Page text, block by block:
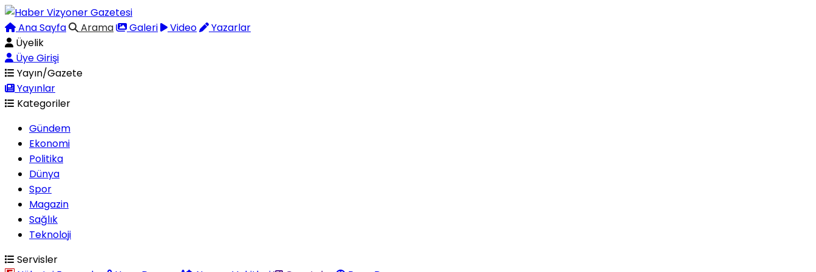
Ana Sayfa Arama Galeri Video
Yazarlar
Üyelik
Üye Girişi
Yayın/Gazete
Yayınlar
Kategoriler
Gündem
Ekonomi
Politika
Dünya
Spor
Magazin
Sağlık
Teknoloji
Servisler